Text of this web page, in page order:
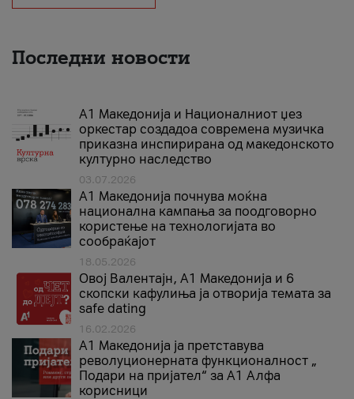
Последни новости
А1 Македонија и Националниот џез
оркестар создадоа современа музичка
приказна инспирирана од македонското
културно наследство
03.07.2026
A1 Македонија почнува моќна
национална кампања за поодговорно
користење на технологијата во
сообраќајот
18.05.2026
Овој Валентајн, A1 Македонија и 6
скопски кафулиња ја отворија темата за
safe dating
16.02.2026
А1 Македонија ја претставува
револуционерната функционалност „
Подари на пријател“ за А1 Алфа
корисници